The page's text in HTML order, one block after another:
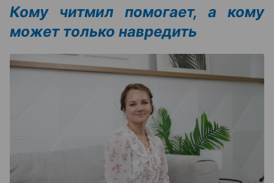
Кому читмил помогает, а кому
может только навредить